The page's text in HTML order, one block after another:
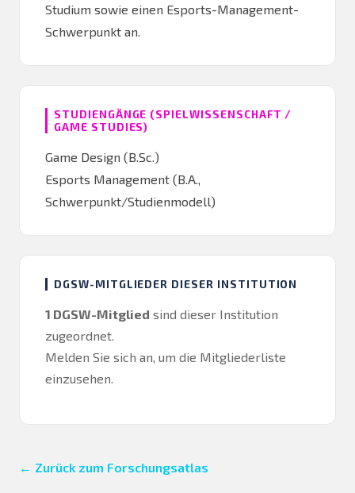
Studium sowie einen Esports-Management-
Schwerpunkt an.
STUDIENGÄNGE (SPIELWISSENSCHAFT /
GAME STUDIES)
Game Design (B.Sc.)
Esports Management (B.A.,
Schwerpunkt/Studienmodell)
DGSW-MITGLIEDER DIESER INSTITUTION
1 DGSW-Mitglied sind dieser Institution
zugeordnet.
Melden Sie sich an , um die Mitgliederliste
einzusehen.
← Zurück zum Forschungsatlas